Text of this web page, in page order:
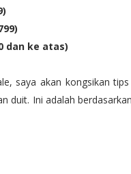
dan ke atas)
saya akan kongsikan
duit. Ini adalah